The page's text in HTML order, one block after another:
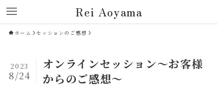
Rei Aoyama
ホーム セッションのご感想
オンラインセッション～お客様
からのご感想～
2023
8/24